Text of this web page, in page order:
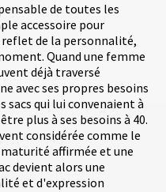
de toutes les
accessoire pour
de la personnalité,
Quand une femme
déjà traversé
avec ses propres besoins
sacs qui lui convenaient à
plus à ses besoins à 40.
considérée comme le
affirmée et une
devient alors une
et d'expression